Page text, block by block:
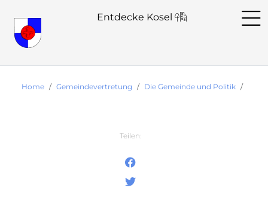
Entdecke Kosel
Home Gemeindevertretung Die Gemeinde und Politik
Teilen: